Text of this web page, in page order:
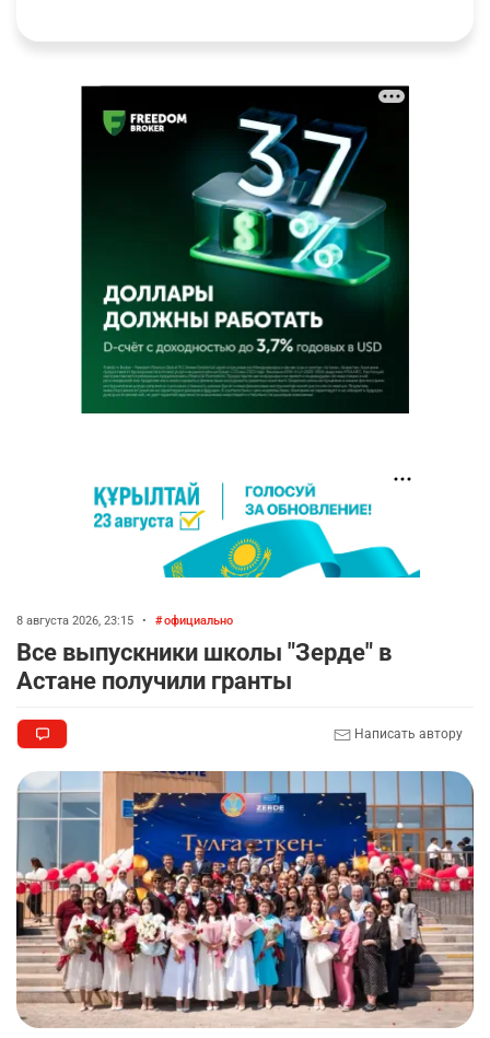
8 августа 2026, 23:15 • официально
Все выпускники школы "Зерде" в
Астане получили гранты
Написать автору